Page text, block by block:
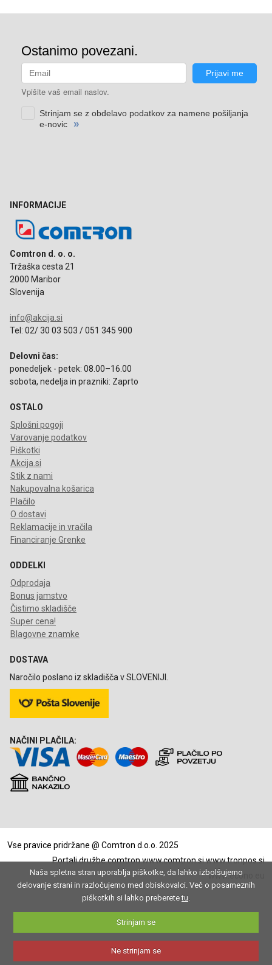
INFORMACIJE
Comtron d. o. o.
Tržaška cesta 21
2000 Maribor
Slovenija
info@akcija.si
Tel: 02/ 30 03 503 / 051 345 900
Delovni čas:
ponedeljek - petek: 08.00–16.00
sobota, nedelja in prazniki: Zaprto
OSTALO
Splošni pogoji
Varovanje podatkov
Piškotki
Akcija.si
Stik z nami
Nakupovalna košarica
Plačilo
O dostavi
Reklamacije in vračila
Financiranje Grenke
ODDELKI
Odprodaja
Bonus jamstvo
Čistimo skladišče
Super cena!
Blagovne znamke
DOSTAVA
Naročilo poslano iz skladišča v SLOVENIJI.
NAČINI PLAČILA:
Vse pravice pridržane @ Comtron d.o.o. 2025
Portali družbe comtronwww.comtron.siwww.tronpos.si
www.econo.eu
Naša spletna stran uporablja piškotke, da lahko izbolšujemo
delovanje strani in razločujemo med obiskovalci. Več o posameznih
piškotkih si lahko preberetetu.
Strinjam se
Ne strinjam se